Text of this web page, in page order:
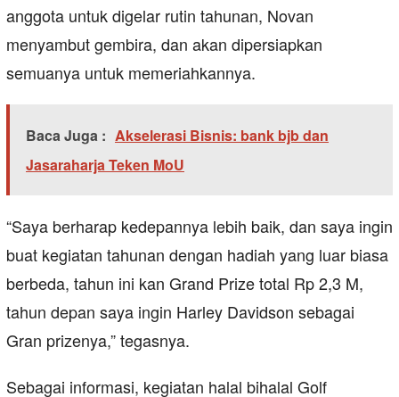
anggota untuk digelar rutin tahunan, Novan
menyambut gembira, dan akan dipersiapkan
semuanya untuk memeriahkannya.
Baca Juga : Akselerasi Bisnis: bank bjb dan
Jasaraharja Teken MoU
“Saya berharap kedepannya lebih baik, dan saya ingin
buat kegiatan tahunan dengan hadiah yang luar biasa
berbeda, tahun ini kan Grand Prize total Rp 2,3 M,
tahun depan saya ingin Harley Davidson sebagai
Gran prizenya,” tegasnya.
Sebagai informasi, kegiatan halal bihalal Golf